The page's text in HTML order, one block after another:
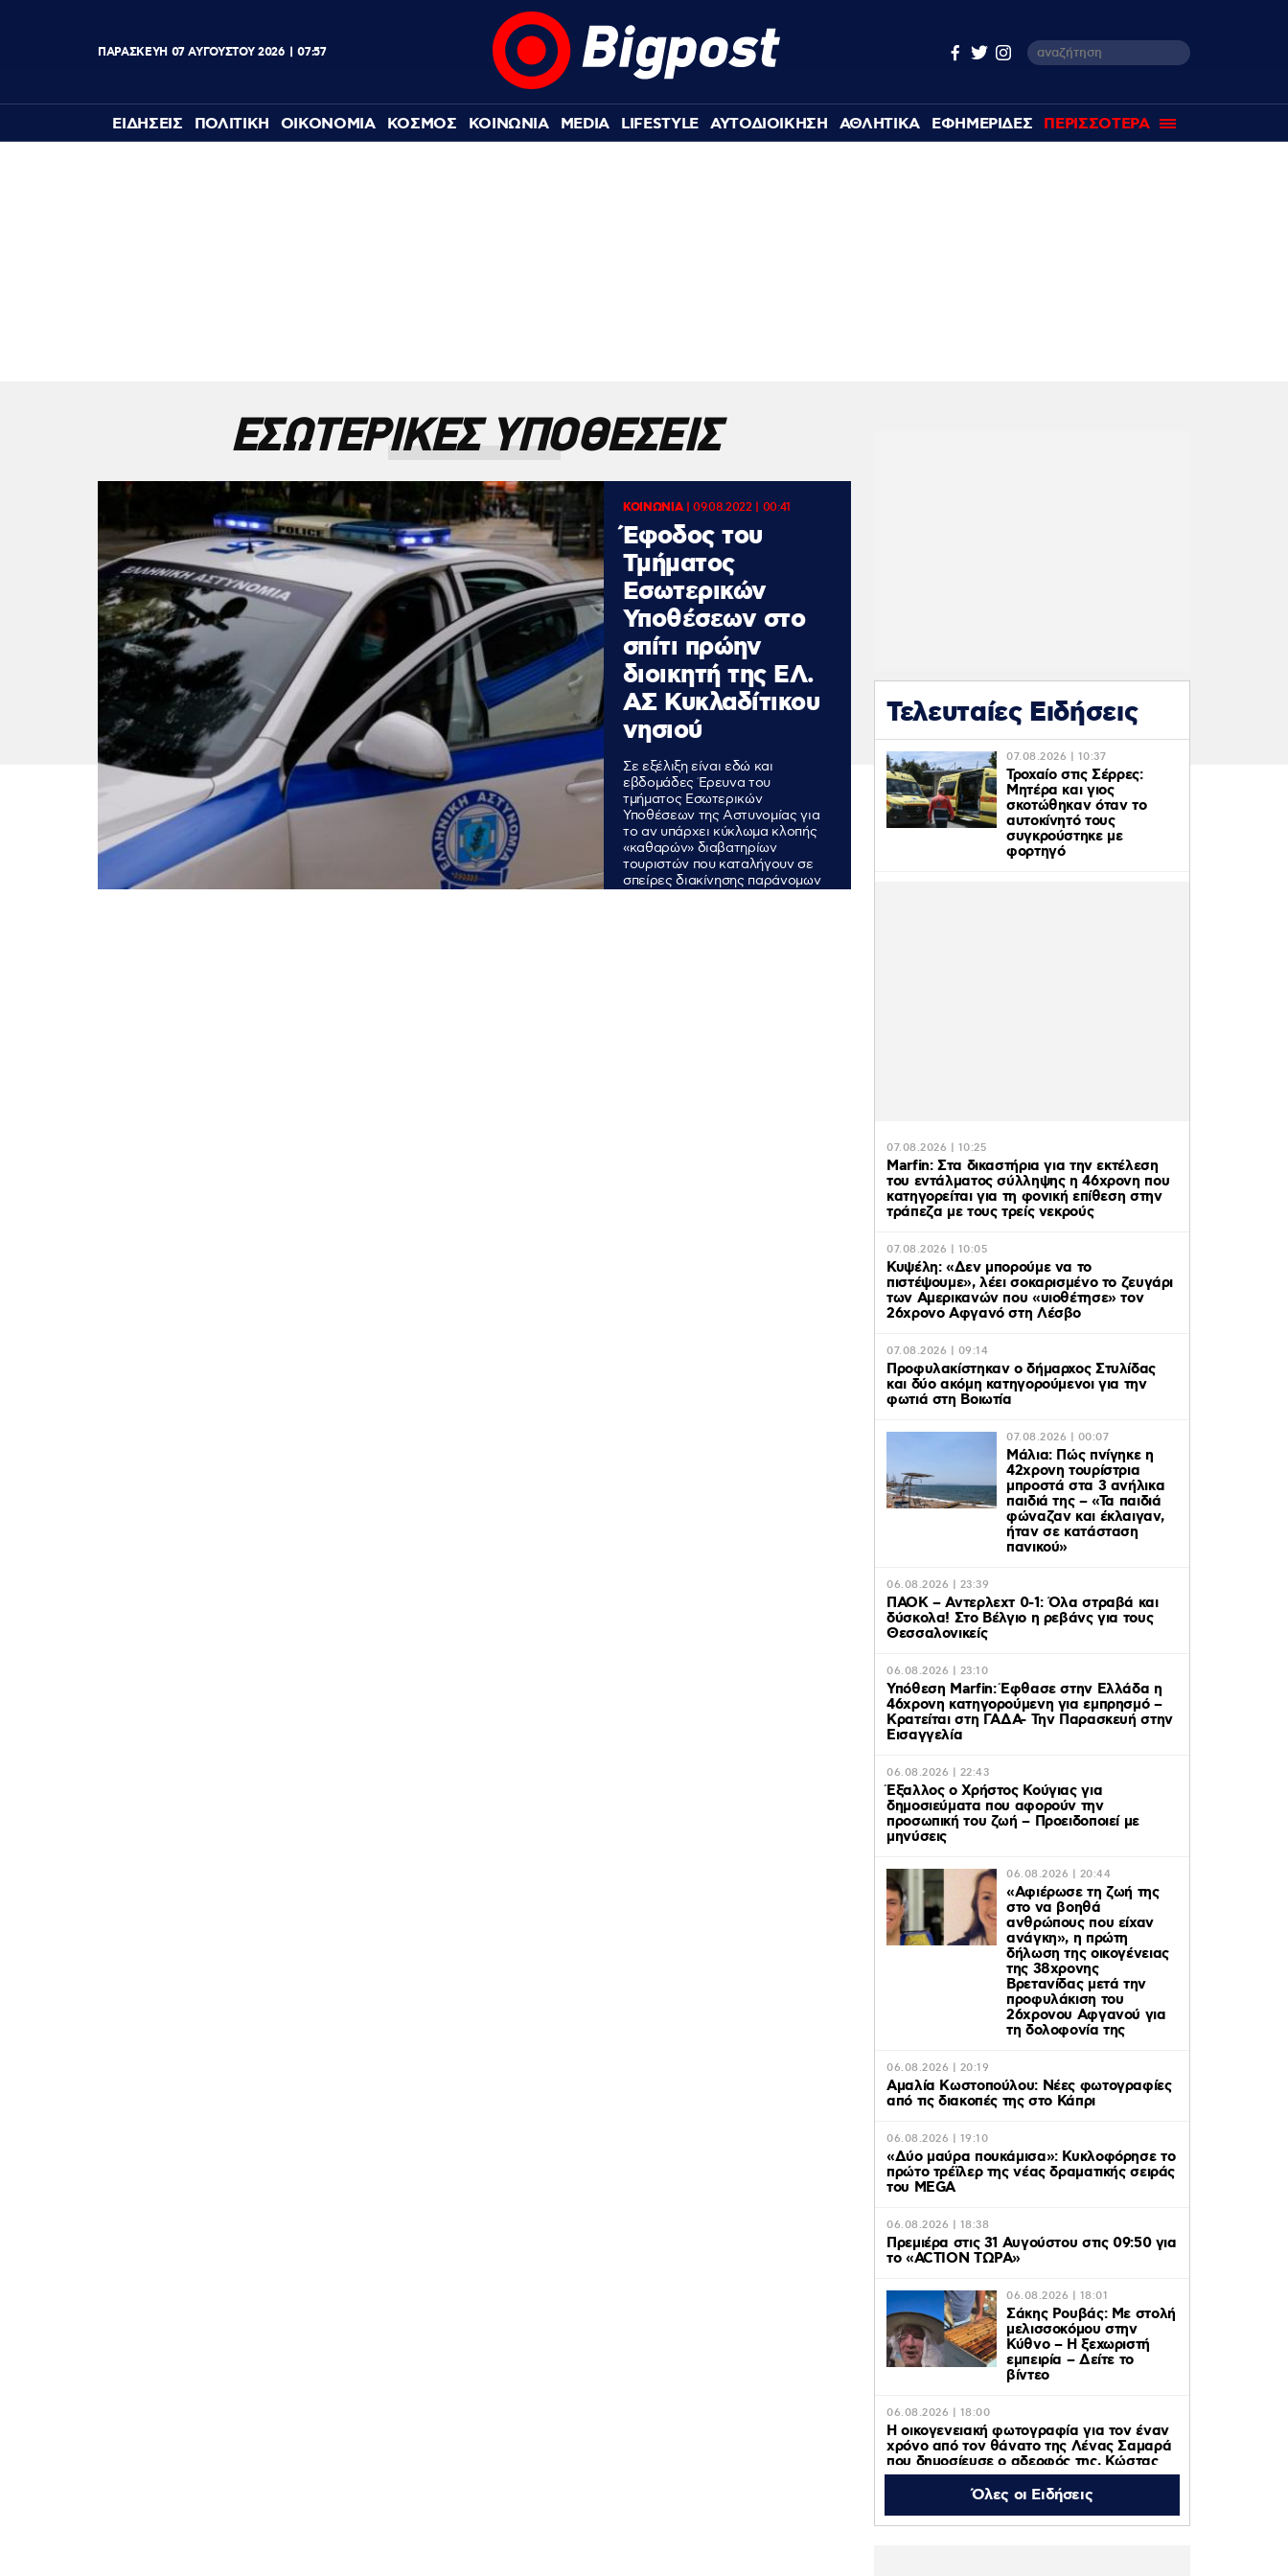
ΠΑΡΑΣΚΕΥΗ 07 ΑΥΓΟΥΣΤΟΥ 2026 07:57
ΕΙΔΗΣΕΙΣ ΠΟΛΙΤΙΚΗ ΟΙΚΟΝΟΜΙΑ ΚΟΣΜΟΣ ΚΟΙΝΩΝΙΑ MEDIA LIFESTYLE ΑΥΤΟΔΙΟΙΚΗΣΗ ΑΘΛΗΤΙΚΑ ΕΦΗΜΕΡΙΔΕΣ ΠΕΡΙΣΣΟΤΕΡΑ
ΕΣΩΤΕΡΙΚΕΣ ΥΠΟΘΕΣΕΙΣ
ΚΟΙΝΩΝΙΑ|09.08.2022 | 00:41
Έφοδος του
Τμήματος
Εσωτερικών
Υποθέσεων στο
σπίτι πρώην
διοικητή της ΕΛ.
ΑΣ Κυκλαδίτικου
νησιού
Σε εξέλιξη είναι εδώ και
εβδομάδες Έρευνα του
τμήματος Εσωτερικών
Υποθέσεων της Αστυνομίας για
το αν υπάρχει κύκλωμα κλοπής
«καθαρών» διαβατηρίων
τουριστών που καταλήγουν σε
σπείρες διακίνησης παράνομων
Τελευταίες Ειδήσεις
07.08.2026 | 10:37
Τροχαίο στις Σέρρες:
Μητέρα και γιος
σκοτώθηκαν όταν το
αυτοκίνητό τους
συγκρούστηκε με
φορτηγό
07.08.2026 | 10:25
Marfin: Στα δικαστήρια για την εκτέλεση
του εντάλματος σύλληψης η 46χρονη που
κατηγορείται για τη φονική επίθεση στην
τράπεζα με τους τρείς νεκρούς
07.08.2026 | 10:05
Κυψέλη: «Δεν μπορούμε να το
πιστέψουμε», λέει σοκαρισμένο το ζευγάρι
των Αμερικανών που «υιοθέτησε» τον
26χρονο Αφγανό στη Λέσβο
07.08.2026 | 09:14
Προφυλακίστηκαν ο δήμαρχος Στυλίδας
και δύο ακόμη κατηγορούμενοι για την
φωτιά στη Βοιωτία
07.08.2026 | 00:07
Μάλια: Πώς πνίγηκε η
42χρονη τουρίστρια
μπροστά στα 3 ανήλικα
παιδιά της – «Τα παιδιά
φώναζαν και έκλαιγαν,
ήταν σε κατάσταση
πανικού»
06.08.2026 | 23:39
ΠΑΟΚ – Αντερλεχτ 0-1: Όλα στραβά και
δύσκολα! Στο Βέλγιο η ρεβάνς για τους
Θεσσαλονικείς
06.08.2026 | 23:10
Υπόθεση Marfin: Έφθασε στην Ελλάδα η
46χρονη κατηγορούμενη για εμπρησμό –
Κρατείται στη ΓΑΔΑ- Την Παρασκευή στην
Εισαγγελία
06.08.2026 | 22:43
Έξαλλος ο Χρήστος Κούγιας για
δημοσιεύματα που αφορούν την
προσωπική του ζωή – Προειδοποιεί με
μηνύσεις
06.08.2026 | 20:44
«Αφιέρωσε τη ζωή της
στο να βοηθά
ανθρώπους που είχαν
ανάγκη», η πρώτη
δήλωση της οικογένειας
της 38χρονης
Βρετανίδας μετά την
προφυλάκιση του
26χρονου Αφγανού για
τη δολοφονία της
06.08.2026 | 20:19
Αμαλία Κωστοπούλου: Νέες φωτογραφίες
από τις διακοπές της στο Κάπρι
06.08.2026 | 19:10
«Δύο μαύρα πουκάμισα»: Κυκλοφόρησε το
πρώτο τρέϊλερ της νέας δραματικής σειράς
του MEGA
06.08.2026 | 18:38
Πρεμιέρα στις 31 Αυγούστου στις 09:50 για
το «ACTION ΤΩΡΑ»
06.08.2026 | 18:01
Σάκης Ρουβάς: Με στολή
μελισσοκόμου στην
Κύθνο – Η ξεχωριστή
εμπειρία – Δείτε το
βίντεο
06.08.2026 | 18:00
Η οικογενειακή φωτογραφία για τον έναν
χρόνο από τον θάνατο της Λένας Σαμαρά
που δημοσίευσε ο αδερφός της, Κώστας
06.08.2026 | 16:05
Κατερίνα Λιόλιου: Ο συνθέτης του
Όλες οι Ειδήσεις